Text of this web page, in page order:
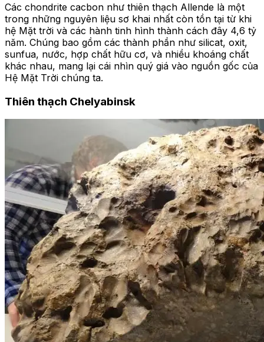
Các chondrite cacbon như thiên thạch Allende là một
trong những nguyên liệu sơ khai nhất còn tồn tại từ khi
hệ Mặt trời và các hành tinh hình thành cách đây 4,6 tỷ
năm. Chúng bao gồm các thành phần như silicat, oxit,
sunfua, nước, hợp chất hữu cơ, và nhiều khoáng chất
khác nhau, mang lại cái nhìn quý giá vào nguồn gốc của
Hệ Mặt Trời chúng ta.
Thiên thạch Chelyabinsk